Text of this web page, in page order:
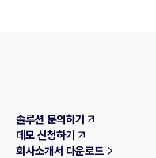
솔루션 문의하기
데모 신청하기
회사소개서 다운로드